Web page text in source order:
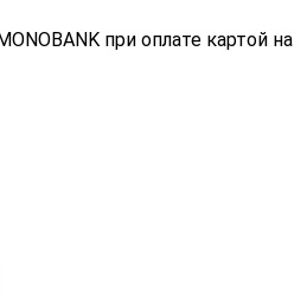
при оплате картой на